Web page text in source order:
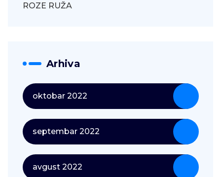
ROZE RUŽA
Arhiva
oktobar 2022
septembar 2022
avgust 2022